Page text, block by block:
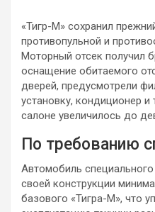
«Тигр-М» сохранил
противопульной и
Моторный отсек получил
оснащение обитаемого
дверей, предусмотрели
установку, кондиционер и
салоне увеличилось до
По требованию
Автомобиль
своей конструкции
базового «Тигра-М», что